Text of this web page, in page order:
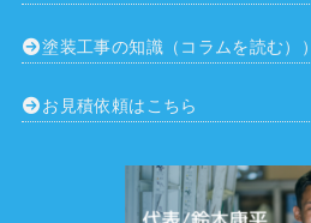
塗装工事の知識（コラムを読む））
お見積依頼はこちら